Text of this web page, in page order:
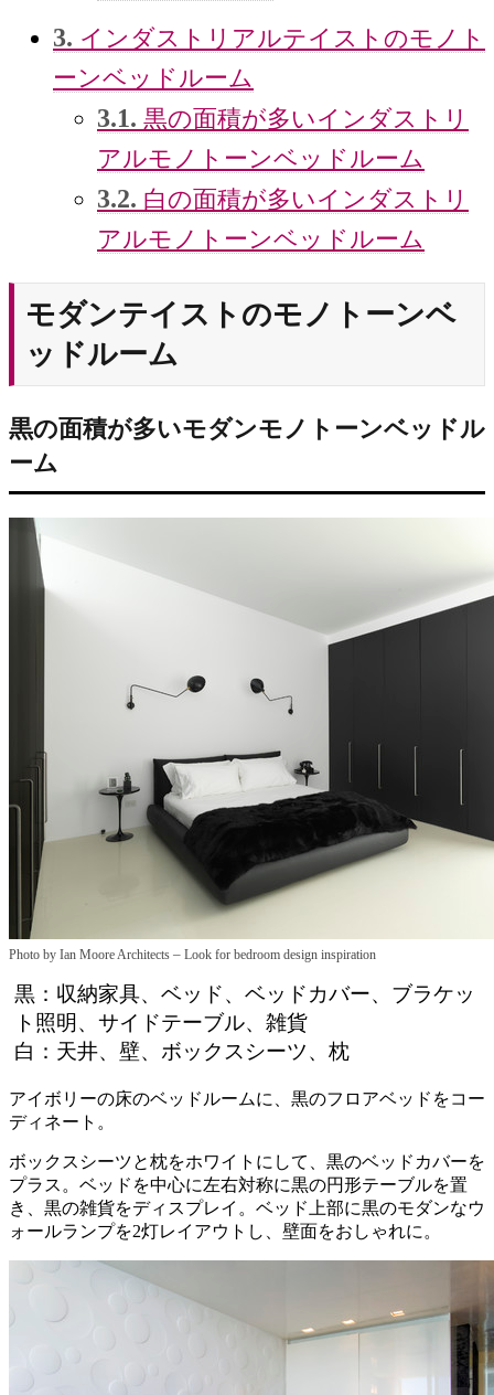
3. インダストリアルテイストのモノト
ーンベッドルーム
3.1. 黒の面積が多いインダストリ
アルモノトーンベッドルーム
3.2. 白の面積が多いインダストリ
アルモノトーンベッドルーム
モダンテイストのモノトーンベ
ッドルーム
黒の面積が多いモダンモノトーンベッドル
ーム
Photo by Ian Moore Architects – Look for bedroom design inspiration
黒：収納家具、ベッド、ベッドカバー、ブラケッ
ト照明、サイドテーブル、雑貨
白：天井、壁、ボックスシーツ、枕
アイボリーの床のベッドルームに、黒のフロアベッドをコー
ディネート。
ボックスシーツと枕をホワイトにして、黒のベッドカバーを
プラス。ベッドを中心に左右対称に黒の円形テーブルを置
き、黒の雑貨をディスプレイ。ベッド上部に黒のモダンなウ
ォールランプを2灯レイアウトし、壁面をおしゃれに。